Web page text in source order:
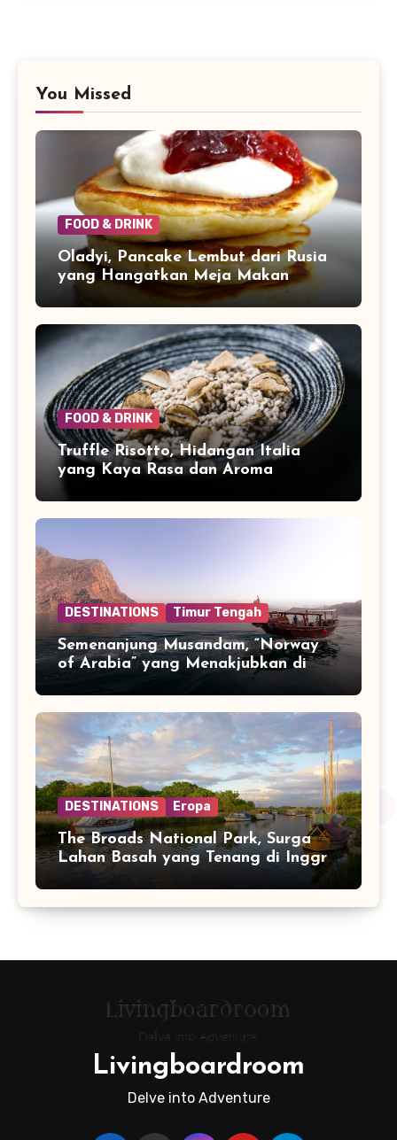
You Missed
FOOD & DRINK
Oladyi, Pancake Lembut dari Rusia
yang Hangatkan Meja Makan
FOOD & DRINK
Truffle Risotto, Hidangan Italia
yang Kaya Rasa dan Aroma
DESTINATIONS Timur Tengah
Semenanjung Musandam, “Norway
of Arabia” yang Menakjubkan di
Ujung Jazirah Arab
DESTINATIONS Eropa
The Broads National Park, Surga
Lahan Basah yang Tenang di Inggris
Timur
Livingboardroom
Delve into Adventure